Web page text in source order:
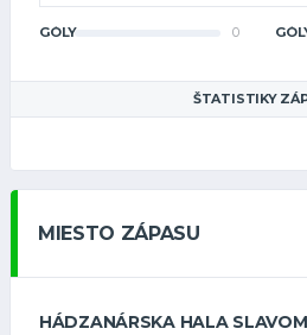
GÓLY 0
ŠTATISTIKY
MIESTO ZÁPASU
HÁDZANÁRSKA HALA